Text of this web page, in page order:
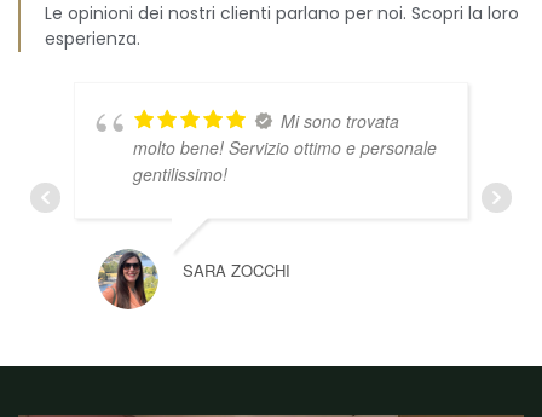
Le opinioni dei nostri clienti parlano per noi. Scopri la loro
esperienza.
Mi sono trovata
molto bene! Servizio ottimo e personale
gentilissimo!
SARA ZOCCHI